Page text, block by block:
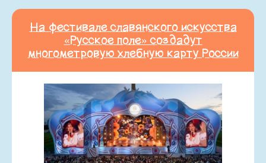
На фестивале славянского искусства
«Русское поле» создадут
многометровую хлебную карту России